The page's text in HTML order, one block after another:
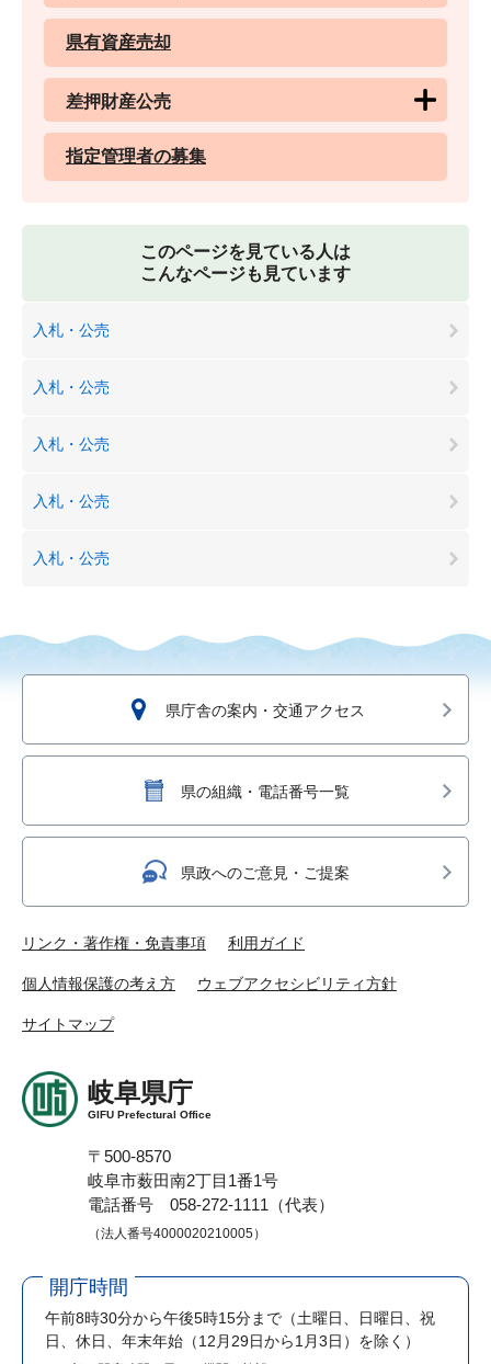
県有資産売却
差押財産公売
指定管理者の募集
このページを見ている人は
こんなページも見ています
入札・公売
入札・公売
入札・公売
入札・公売
入札・公売
県庁舎の案内・交通アクセス
県の組織・電話番号一覧
県政へのご意見・ご提案
リンク・著作権・免責事項 利用ガイド
個人情報保護の考え方 ウェブアクセシビリティ方針
サイトマップ
岐阜県庁
GIFU Prefectural Office
〒500-8570
岐阜市薮田南2丁目1番1号
電話番号 058-272-1111（代表）
（法人番号4000020210005）
開庁時間
午前8時30分から午後5時15分まで （土曜日、日曜日、祝
日、休日、年末年始（12月29日から1月3日）を除く）